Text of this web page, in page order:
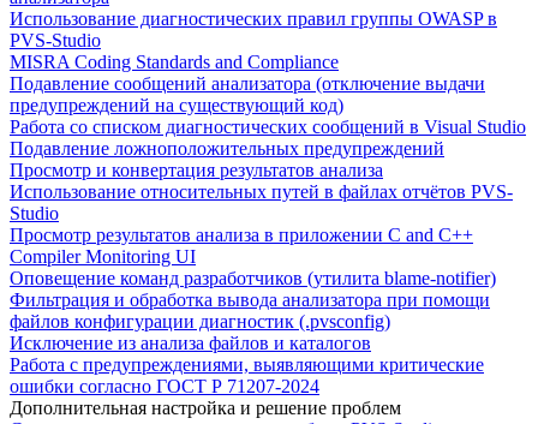
Использование диагностических правил группы OWASP в
PVS-Studio
MISRA Coding Standards and Compliance
Подавление сообщений анализатора (отключение выдачи
предупреждений на существующий код)
Работа со списком диагностических сообщений в Visual Studio
Подавление ложноположительных предупреждений
Просмотр и конвертация результатов анализа
Использование относительных путей в файлах отчётов PVS-
Studio
Просмотр результатов анализа в приложении C and C++
Compiler Monitoring UI
Оповещение команд разработчиков (утилита blame-notifier)
Фильтрация и обработка вывода анализатора при помощи
файлов конфигурации диагностик (.pvsconfig)
Исключение из анализа файлов и каталогов
Работа с предупреждениями, выявляющими критические
ошибки согласно ГОСТ Р 71207-2024
Дополнительная настройка и решение проблем